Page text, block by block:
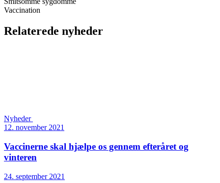
Vaccination
Relaterede nyheder
Nyheder
12. november 2021
Vaccinerne skal hjælpe os gennem efteråret og
vinteren
24. september 2021